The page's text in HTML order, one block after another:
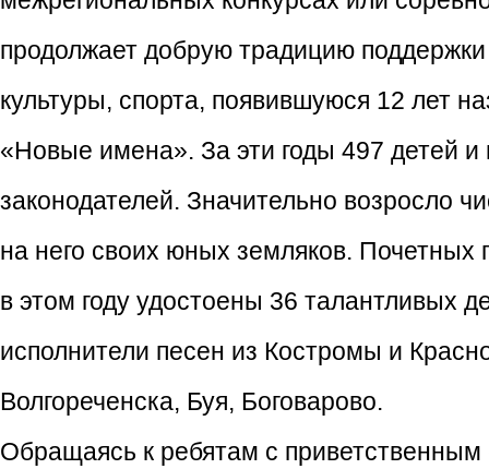
продолжает добрую традицию
культуры, спорта, появившуюся 12 лет
«Новые имена». За эти годы 497 детей и
законодателей. Значительно возросло
на него своих юных земляков.
в этом году удостоены 36 талантливых
исполнители песен из Костромы и
Волгореченска, Буя, Боговарово.
Обращаясь к ребятам с